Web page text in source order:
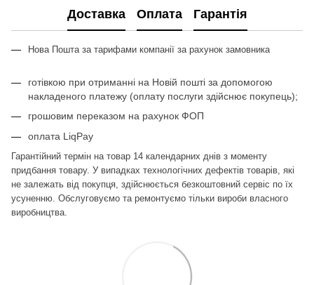
Доставка Оплата Гарантія
Нова Пошта за тарифами компанії за рахунок замовника
готівкою при отриманні на Новій пошті за допомогою
накладеного платежу (оплату послуги здійснює покупець);
грошовим переказом на рахунок ФОП
оплата LiqPay
Гарантійний термін на товар 14 календарних днів з моменту
придбання товару. У випадках технологічних дефектів товарів, які
не залежать від покупця, здійснюється безкоштовний сервіс по їх
усуненню. Обслуговуємо та ремонтуємо тільки вироби власного
виробництва.